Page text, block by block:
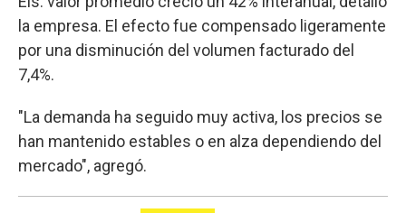
la empresa. El efecto fue compensado ligeramente
por una disminución del volumen facturado del
7,4%.
"La demanda ha seguido muy activa, los precios se
han mantenido estables o en alza dependiendo del
mercado", agregó.